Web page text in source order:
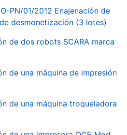
PN/01/2012 Enajenación de
desmonetización (3 lotes)
de dos robots SCARA marca
de una máquina de impresión
de una máquina troqueladora